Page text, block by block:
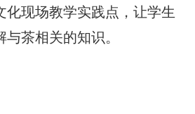
化现场教学实践点，让学生
茶相关的知识。